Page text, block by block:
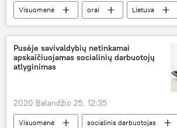
Visuomenė orai Lietuva
Pusėje savivaldybių netinkamai
apskaičiuojamas socialinių darbuotojų
atlyginimas
2020 Balandžio 25, 12:35
Visuomenė
socialinis darbuotojas